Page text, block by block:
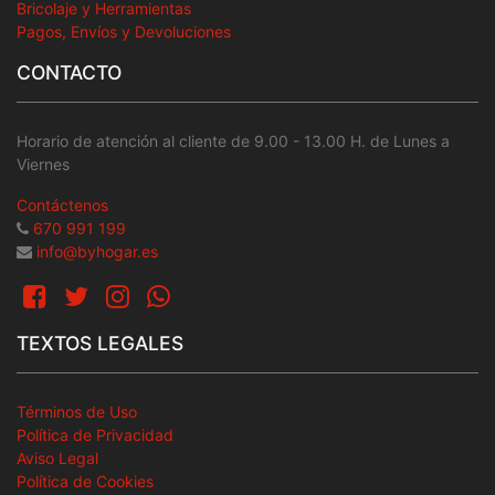
Bricolaje y Herramientas
Pagos, Envíos y Devoluciones
CONTACTO
Horario de atención al cliente de 9.00 - 13.00 H. de Lunes a
Viernes
Contáctenos
670 991 199
info@byhogar.es
TEXTOS LEGALES
Términos de Uso
Política de Privacidad
Aviso Legal
Política de Cookies